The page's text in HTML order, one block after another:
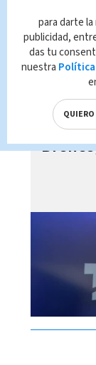
para darte
publicidad,
das tu
nuestra